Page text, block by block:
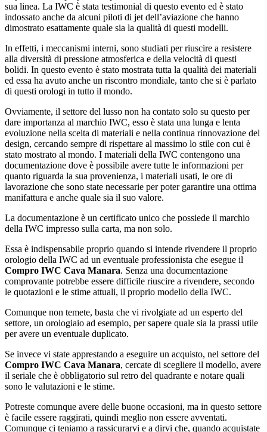
sua linea. La IWC è stata testimonial di questo evento ed è stato
indossato anche da alcuni piloti di jet dell’aviazione che hanno
dimostrato esattamente quale sia la qualità di questi modelli.
In effetti, i meccanismi interni, sono studiati per riuscire a resistere
alla diversità di pressione atmosferica e della velocità di questi
bolidi. In questo evento è stato mostrata tutta la qualità dei materiali
ed essa ha avuto anche un riscontro mondiale, tanto che si è parlato
di questi orologi in tutto il mondo.
Ovviamente, il settore del lusso non ha contato solo su questo per
dare importanza al marchio IWC, esso è stata una lunga e lenta
evoluzione nella scelta di materiali e nella continua rinnovazione del
design, cercando sempre di rispettare al massimo lo stile con cui è
stato mostrato al mondo. I materiali della IWC contengono una
documentazione dove è possibile avere tutte le informazioni per
quanto riguarda la sua provenienza, i materiali usati, le ore di
lavorazione che sono state necessarie per poter garantire una ottima
manifattura e anche quale sia il suo valore.
La documentazione è un certificato unico che possiede il marchio
della IWC impresso sulla carta, ma non solo.
Essa è indispensabile proprio quando si intende rivendere il proprio
orologio della IWC ad un eventuale professionista che esegue il
Compro IWC Cava Manara. Senza una documentazione
comprovante potrebbe essere difficile riuscire a rivendere, secondo
le quotazioni e le stime attuali, il proprio modello della IWC.
Comunque non temete, basta che vi rivolgiate ad un esperto del
settore, un orologiaio ad esempio, per sapere quale sia la prassi utile
per avere un eventuale duplicato.
Se invece vi state apprestando a eseguire un acquisto, nel settore del
Compro IWC Cava Manara, cercate di scegliere il modello, avere
il seriale che è obbligatorio sul retro del quadrante e notare quali
sono le valutazioni e le stime.
Potreste comunque avere delle buone occasioni, ma in questo settore
è facile essere raggirati, quindi meglio non essere avventati.
Comunque ci teniamo a rassicurarvi e a dirvi che, quando acquistate